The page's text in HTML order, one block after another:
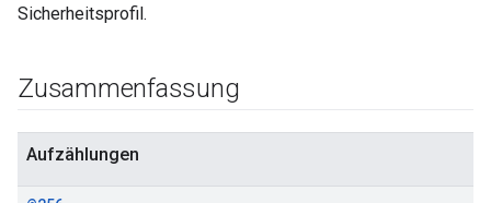
Sicherheitsprofil.
Zusammenfassung
Aufzählungen